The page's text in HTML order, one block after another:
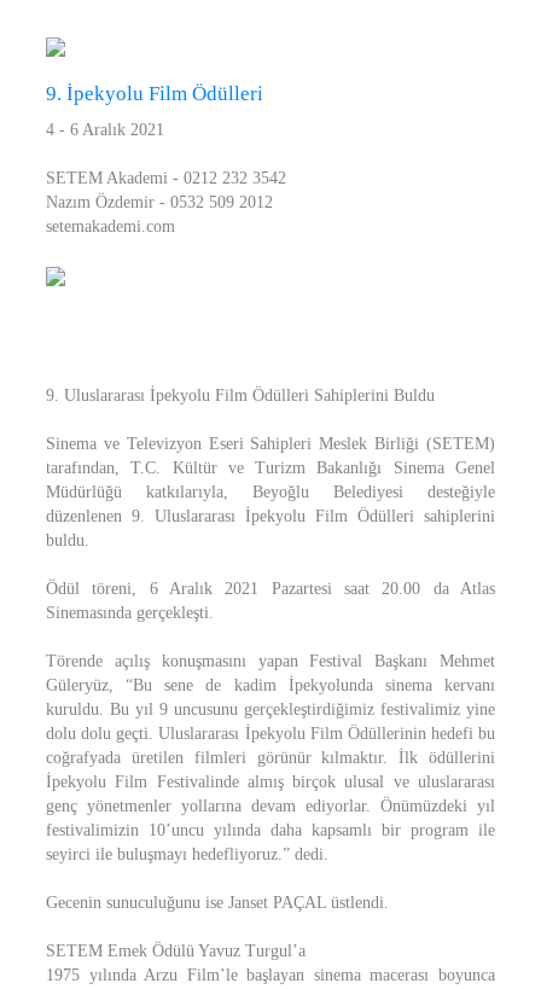
9. İpekyolu Film Ödülleri
4 - 6 Aralık 2021
SETEM Akademi - 0212 232 3542
Nazım Özdemir - 0532 509 2012
setemakademi.com
9. Uluslararası İpekyolu Film Ödülleri Sahiplerini Buldu
Sinema ve Televizyon Eseri Sahipleri Meslek Birliği (SETEM)
tarafından, T.C. Kültür ve Turizm Bakanlığı Sinema Genel
Müdürlüğü katkılarıyla, Beyoğlu Belediyesi desteğiyle
düzenlenen 9. Uluslararası İpekyolu Film Ödülleri sahiplerini
buldu.
Ödül töreni, 6 Aralık 2021 Pazartesi saat 20.00 da Atlas
Sinemasında gerçekleşti.
Törende açılış konuşmasını yapan Festival Başkanı Mehmet
Güleryüz, “Bu sene de kadim İpekyolunda sinema kervanı
kuruldu. Bu yıl 9 uncusunu gerçekleştirdiğimiz festivalimiz yine
dolu dolu geçti. Uluslararası İpekyolu Film Ödüllerinin hedefi bu
coğrafyada üretilen filmleri görünür kılmaktır. İlk ödüllerini
İpekyolu Film Festivalinde almış birçok ulusal ve uluslararası
genç yönetmenler yollarına devam ediyorlar. Önümüzdeki yıl
festivalimizin 10’uncu yılında daha kapsamlı bir program ile
seyirci ile buluşmayı hedefliyoruz.” dedi.
Gecenin sunuculuğunu ise Janset PAÇAL üstlendi.
SETEM Emek Ödülü Yavuz Turgul’a
1975 yılında Arzu Film’le başlayan sinema macerası boyunca